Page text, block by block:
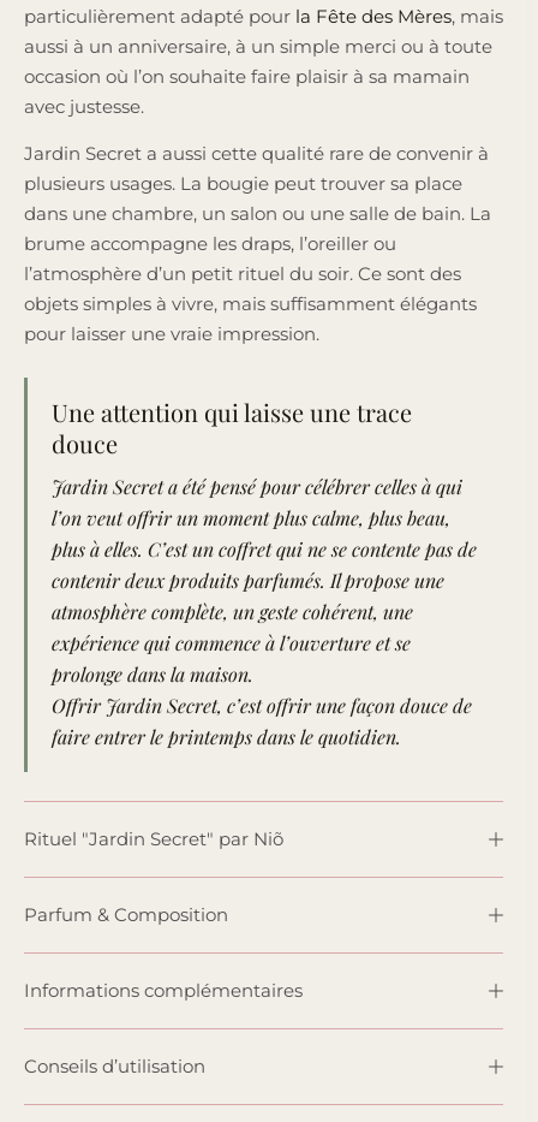
particulièrement adapté pour la Fête des Mères, mais
aussi à un anniversaire, à un simple merci ou à toute
occasion où l’on souhaite faire plaisir à sa mamain
avec justesse.
Jardin Secret a aussi cette qualité rare de convenir à
plusieurs usages. La bougie peut trouver sa place
dans une chambre, un salon ou une salle de bain. La
brume accompagne les draps, l’oreiller ou
l’atmosphère d’un petit rituel du soir. Ce sont des
objets simples à vivre, mais suffisamment élégants
pour laisser une vraie impression.
Une attention qui laisse une trace
douce
Jardin Secret a été pensé pour célébrer celles à qui
l’on veut offrir un moment plus calme, plus beau,
plus à elles. C’est un coffret qui ne se contente pas de
contenir deux produits parfumés. Il propose une
atmosphère complète, un geste cohérent, une
expérience qui commence à l’ouverture et se
prolonge dans la maison.
Offrir Jardin Secret, c’est offrir une façon douce de
faire entrer le printemps dans le quotidien.
Rituel "Jardin Secret" par Niõ
Parfum & Composition
Informations complémentaires
Conseils d’utilisation